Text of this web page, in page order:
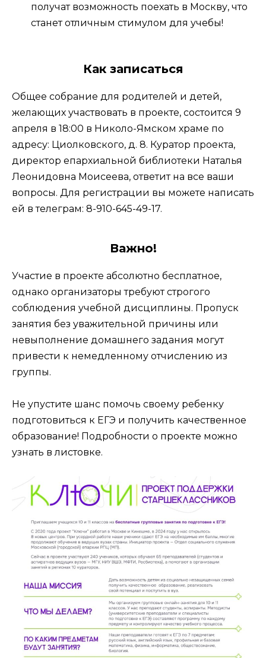
получат возможность поехать в Москву, что
станет отличным стимулом для учебы!
Как записаться
Общее собрание для родителей и детей,
желающих участвовать в проекте, состоится 9
апреля в 18:00 в Николо-Ямском храме по
адресу: Циолковского, д. 8. Куратор проекта,
директор епархиальной библиотеки Наталья
Леонидовна Моисеева, ответит на все ваши
вопросы. Для регистрации вы можете написать
ей в телеграм: 8-910-645-49-17.
Важно!
Участие в проекте абсолютно бесплатное,
однако организаторы требуют строгого
соблюдения учебной дисциплины. Пропуск
занятия без уважительной причины или
невыполнение домашнего задания могут
привести к немедленному отчислению из
группы.
Не упустите шанс помочь своему ребенку
подготовиться к ЕГЭ и получить качественное
образование! Подробности о проекте можно
узнать в листовке.